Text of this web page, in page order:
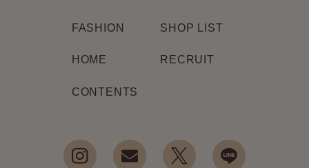
FASHION
HOME
CONTENTS
SHOP LIST
RECRUIT